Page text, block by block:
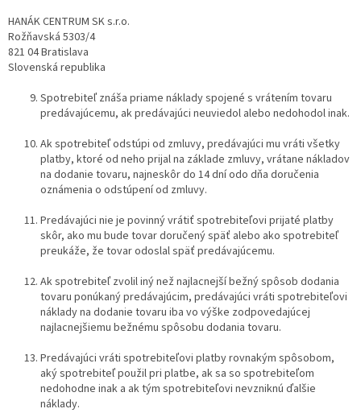
HANÁK CENTRUM SK s.r.o.
Rožňavská 5303/4
821 04 Bratislava
Slovenská republika
Spotrebiteľ znáša priame náklady spojené s vrátením tovaru
predávajúcemu, ak predávajúci neuviedol alebo nedohodol inak.
Ak spotrebiteľ odstúpi od zmluvy, predávajúci mu vráti všetky
platby, ktoré od neho prijal na základe zmluvy, vrátane nákladov
na dodanie tovaru, najneskôr do 14 dní odo dňa doručenia
oznámenia o odstúpení od zmluvy.
Predávajúci nie je povinný vrátiť spotrebiteľovi prijaté platby
skôr, ako mu bude tovar doručený späť alebo ako spotrebiteľ
preukáže, že tovar odoslal späť predávajúcemu.
Ak spotrebiteľ zvolil iný než najlacnejší bežný spôsob dodania
tovaru ponúkaný predávajúcim, predávajúci vráti spotrebiteľovi
náklady na dodanie tovaru iba vo výške zodpovedajúcej
najlacnejšiemu bežnému spôsobu dodania tovaru.
Predávajúci vráti spotrebiteľovi platby rovnakým spôsobom,
aký spotrebiteľ použil pri platbe, ak sa so spotrebiteľom
nedohodne inak a ak tým spotrebiteľovi nevzniknú ďalšie
náklady.